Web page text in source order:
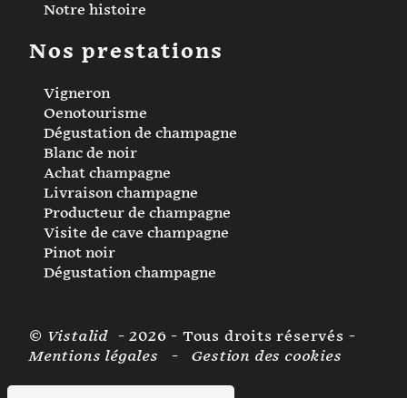
Notre histoire
Nos prestations
Vigneron
Oenotourisme
Dégustation de champagne
Blanc de noir
Achat champagne
Livraison champagne
Producteur de champagne
Visite de cave champagne
Pinot noir
Dégustation champagne
© Vistalid - 2026 - Tous droits réservés -
Mentions légales
- Gestion des cookies